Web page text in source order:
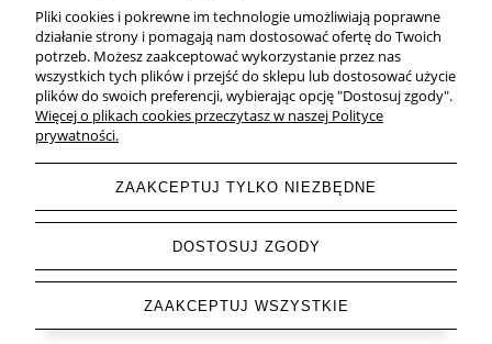
Natural Home Decor | E-mail: sklep at naturalhomedecor.pl | Tel.:
507 707 299| NIP: 7971800592 | REGON: 381429127
Copyright © 2026 - Naturalhomedecor.pl
Pliki cookies i pokrewne im technologie umożliwiają poprawne
działanie strony i pomagają nam dostosować ofertę do Twoich
potrzeb. Możesz zaakceptować wykorzystanie przez nas
wszystkich tych plików i przejść do sklepu lub dostosować użycie
plików do swoich preferencji, wybierając opcję "Dostosuj zgody".
Więcej o plikach cookies przeczytasz w naszej Polityce
prywatności.
ZAAKCEPTUJ TYLKO NIEZBĘDNE
DOSTOSUJ ZGODY
ZAAKCEPTUJ WSZYSTKIE